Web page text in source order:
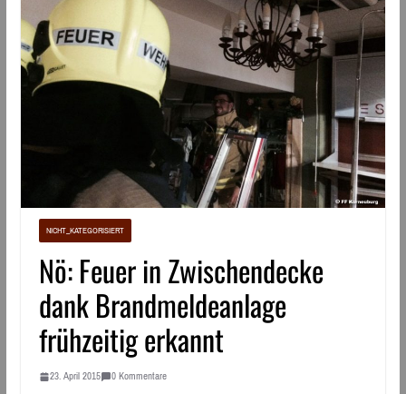
NICHT_KATEGORISIERT
Nö: Feuer in Zwischendecke
dank Brandmeldeanlage
frühzeitig erkannt
23. April 2015 0 Kommentare